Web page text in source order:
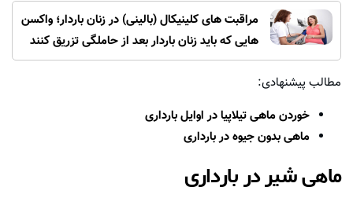
مراقبت های کلینیکال (بالینی) در زنان باردار؛ واکسن
هایی که باید زنان باردار بعد از حاملگی تزریق کنند
مطالب پیشنهادی:
خوردن ماهی تیلاپیا در اوایل بارداری
ماهی بدون جیوه در بارداری
ماهی شیر در بارداری